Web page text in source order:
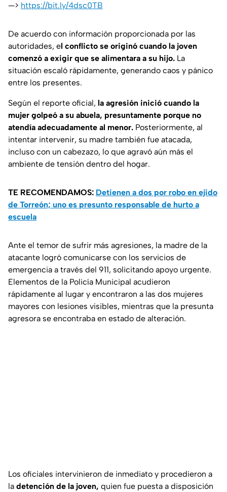
—> https://bit.ly/4dsc0TB
De acuerdo con información proporcionada por las
autoridades, el conflicto se originó cuando la joven
comenzó a exigir que se alimentara a su hijo. La
situación escaló rápidamente, generando caos y pánico
entre los presentes.
Según el reporte oficial, la agresión inició cuando la
mujer golpeó a su abuela, presuntamente porque no
atendía adecuadamente al menor. Posteriormente, al
intentar intervenir, su madre también fue atacada,
incluso con un cabezazo, lo que agravó aún más el
ambiente de tensión dentro del hogar.
TE RECOMENDAMOS: Detienen a dos por robo en ejido
de Torreón; uno es presunto responsable de hurto a
escuela
Ante el temor de sufrir más agresiones, la madre de la
atacante logró comunicarse con los servicios de
emergencia a través del 911, solicitando apoyo urgente.
Elementos de la Policía Municipal acudieron
rápidamente al lugar y encontraron a las dos mujeres
mayores con lesiones visibles, mientras que la presunta
agresora se encontraba en estado de alteración.
Los oficiales intervinieron de inmediato y procedieron a
la detención de la joven, quien fue puesta a disposición